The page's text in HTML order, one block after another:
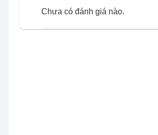
Chưa có đánh giá nào.